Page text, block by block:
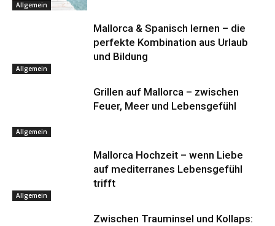
Allgemein
Allgemein
Mallorca & Spanisch lernen – die
perfekte Kombination aus Urlaub
und Bildung
Allgemein
Grillen auf Mallorca – zwischen
Feuer, Meer und Lebensgefühl
Allgemein
Mallorca Hochzeit – wenn Liebe
auf mediterranes Lebensgefühl
trifft
Zwischen Trauminsel und Kollaps: